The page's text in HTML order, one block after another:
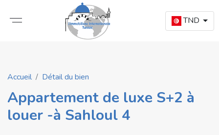
TND
Accueil Détail du bien
Appartement de luxe S+2 à
louer -à Sahloul 4